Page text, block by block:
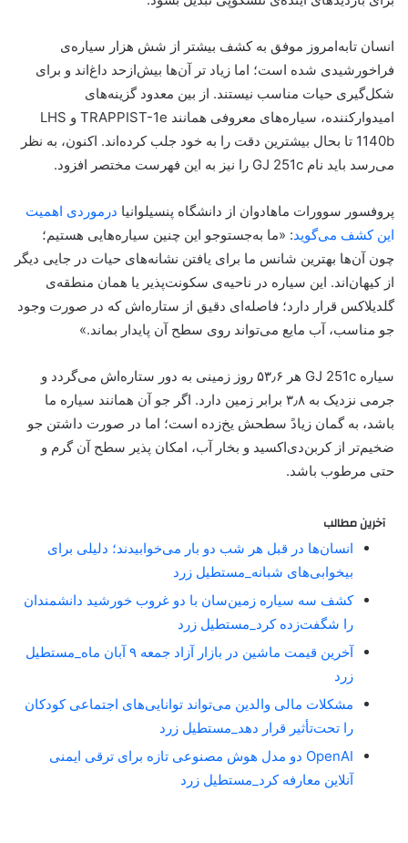
انسان تا‌به‌امروز موفق به کشف بیشتر از شش هزار سیاره‌ی
فراخورشیدی شده است؛ اما زیاد تر آن‌ها بیش‌از‌حد داغ‌اند و برای
شکل‌گیری حیات مناسب نیستند. از بین معدود گزینه‌های
امیدوارکننده، سیاره‌های معروفی همانند TRAPPIST-1e و LHS
1140b تا بحال بیشترین دقت را به خود جلب کرده‌اند. اکنون، به نظر
می‌رسد باید نام GJ 251c را نیز به این فهرست مختصر افزود.
پروفسور سوورات ماهادوان از دانشگاه پنسیلوانیا درمورد‌ی اهمیت
این کشف می‌گوید: «ما به‌جستوجو این چنین سیاره‌هایی هستیم؛
چون آن‌ها بهترین شانس ما برای یافتن نشانه‌های حیات در جایی دیگر
از کیهان‌اند. این سیاره در ناحیه‌ی سکونت‌پذیر یا همان منطقه‌ی
گلدیلاکس قرار دارد؛ فاصله‌ای دقیق از ستاره‌اش که در صورت وجود
جو مناسب، آب مایع می‌تواند روی سطح آن پایدار بماند.»
سیاره GJ 251c هر ۵۳٫۶ روز زمینی به دور ستاره‌اش می‌گردد و
جرمی نزدیک به ۳٫۸ برابر زمین دارد. اگر جو آن همانند سیاره ما
باشد، به گمان زیادً سطحش یخ‌زده است؛ اما در صورت داشتن جو
ضخیم‌تر از کربن‌دی‌اکسید و بخار آب، امکان پذیر سطح آن گرم و
حتی مرطوب باشد.
آخرین مطالب
انسان‌ها در قبل هر شب دو بار می‌خوابیدند؛ دلیلی برای
بیخوابی‌های شبانه_مستطیل زرد
کشف سه سیاره زمین‌سان با دو غروب خورشید دانشمندان
را شگفت‌زده کرد_مستطیل زرد
آخرین قیمت ماشین در بازار آزاد جمعه ۹ آبان ماه_مستطیل
زرد
مشکلات مالی والدین می‌تواند توانایی‌های اجتماعی کودکان
را تحت‌تأثیر قرار دهد_مستطیل زرد
OpenAI دو مدل هوش مصنوعی تازه برای ترقی ایمنی
آنلاین معارفه کرد_مستطیل زرد